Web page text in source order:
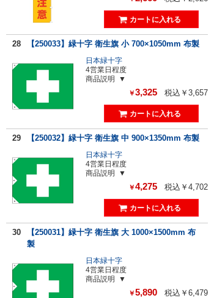
28 【250033】緑十字 衛生旗 小 700×1050mm 布製
日本緑十字
4営業日程度
商品説明
￥3,325 税込￥3,657
29 【250032】緑十字 衛生旗 中 900×1350mm 布製
日本緑十字
4営業日程度
商品説明
￥4,275 税込￥4,702
30
【250031】緑十字 衛生旗 大 1000×1500mm 布
製
日本緑十字
4営業日程度
商品説明
￥5,890 税込￥6,479